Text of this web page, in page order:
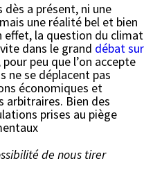
dès a présent, ni une
une réalité bel et bien
effet, la question du climat
dans le grand débat sur
pour peu que l’on accepte
ne se déplacent pas
économiques et
Bien des
prises au piège
de nous tirer